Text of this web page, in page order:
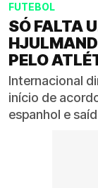
FUTEBOL
SÓ FALTA
PELO
Internacional
início de
espanhol e